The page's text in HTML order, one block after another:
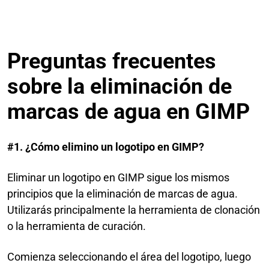
Preguntas frecuentes
sobre la eliminación de
marcas de agua en GIMP
#1. ¿Cómo elimino un logotipo en GIMP?
Eliminar un logotipo en GIMP sigue los mismos
principios que la eliminación de marcas de agua.
Utilizarás principalmente la herramienta de clonación
o la herramienta de curación.
Comienza seleccionando el área del logotipo, luego